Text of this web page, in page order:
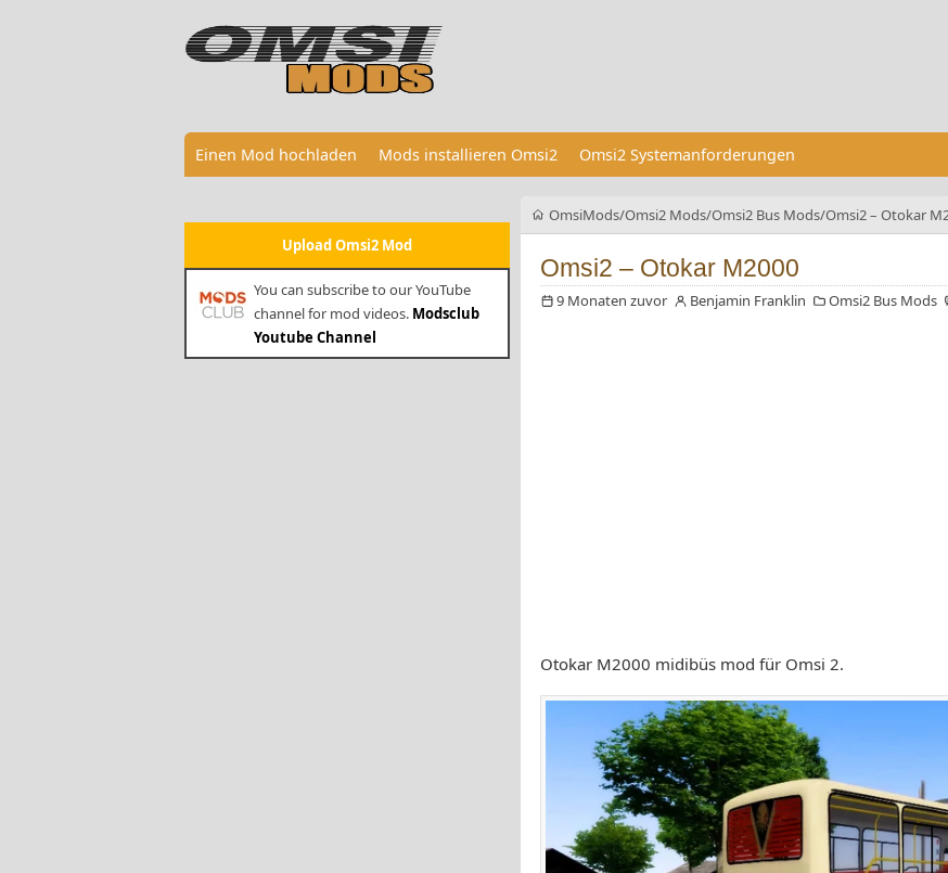
Einen Mod hochladen Mods installieren Omsi2 Omsi2 Systemanforderungen
Upload Omsi2 Mod
You can subscribe to our YouTube
channel for mod videos. Modsclub
Youtube Channel
OmsiMods Omsi2 Mods Omsi2 Bus Mods Omsi2 – Otokar
Omsi2 – Otokar M2000
9 Monaten zuvor Benjamin Franklin Omsi2 Bus Mods
Otokar M2000 midibüs mod für Omsi 2.